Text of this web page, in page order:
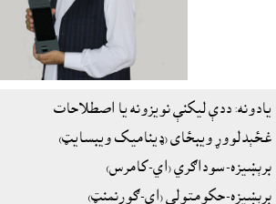
يادونه: ددې ليکنې نويزونه يا اصطلاحات
غځېدلووړ ويبځاى (ډيناميک ويبسايټ)
برېښيزه-سوداګري (اي-کامرس)
برېښيزه-حکومتولي (اي-ګورنمنټ)